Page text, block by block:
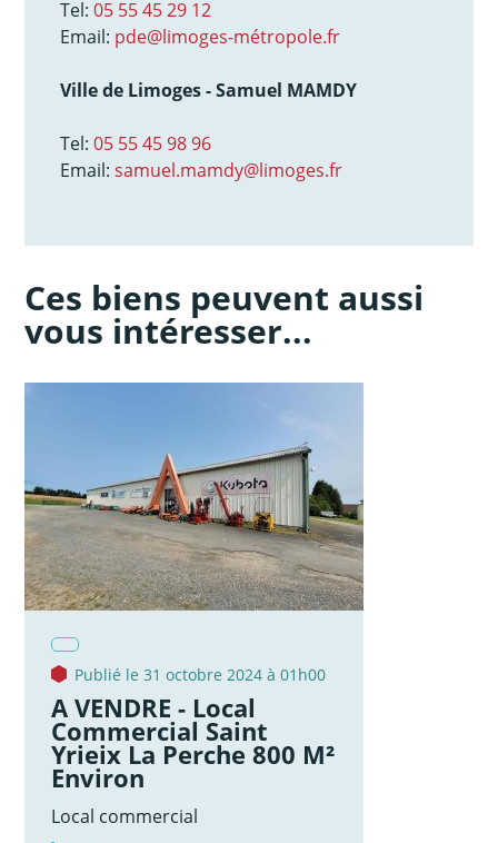
Tel:05 55 45 29 12
Email: pde@limoges-métropole.fr
Ville de Limoges - Samuel MAMDY
Tel:05 55 45 98 96
Email:samuel.mamdy@limoges.fr
Ces biens peuvent aussi
vous intéresser...
Publié le 31 octobre 2024 à 01h00
A VENDRE - Local
Commercial Saint
Yrieix La Perche 800 M²
Environ
Local commercial